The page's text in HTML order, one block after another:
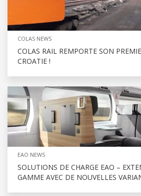
COLAS NEWS
COLAS RAIL REMPORTE SON
CROATIE !
EAO NEWS
SOLUTIONS DE CHARGE EAO –
GAMME AVEC DE NOUVELLES